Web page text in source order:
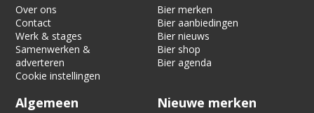
Over ons
Contact
Werk & stages
Samenwerken &
adverteren
Cookie instellingen
Bier merken
Bier aanbiedingen
Bier nieuws
Bier shop
Bier agenda
Algemeen Nieuwe merken